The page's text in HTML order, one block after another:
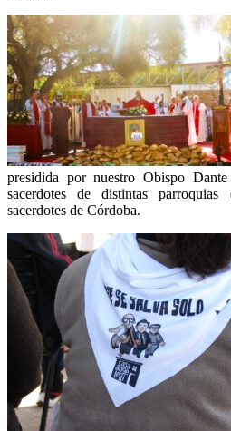
presidida por nuestro Obispo
sacerdotes de distintas
sacerdotes de Córdoba.